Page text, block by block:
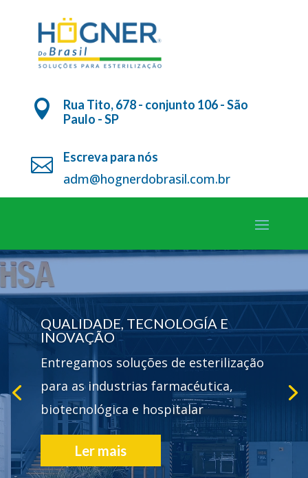

Rua Tito, 678 - conjunto 106 - São
Paulo - SP
 Escreva para nós
adm@hognerdobrasil.com.br
QUALIDADE, TECNOLOGÍA E
INOVAÇÃO
Entregamos soluções de esterilização
para as industrias farmacéutica,
biotecnológica e hospitalar
Ler mais
Tocador
vídeo